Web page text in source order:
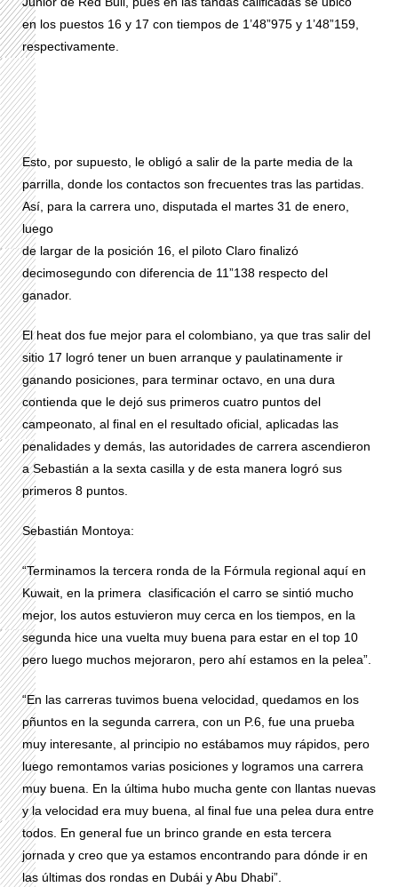
en los puestos 16 y 17 con tiempos de 1’48”975 y 1’48”159,
respectivamente.
Esto, por supuesto, le obligó a salir de la parte media de la
parrilla, donde los contactos son frecuentes tras las partidas.
Así, para la carrera uno, disputada el martes 31 de enero,
luego
de largar de la posición 16, el piloto Claro finalizó
decimosegundo con diferencia de 11”138 respecto del
ganador.
El heat dos fue mejor para el colombiano, ya que tras salir del
sitio 17 logró tener un buen arranque y paulatinamente ir
ganando posiciones, para terminar octavo, en una dura
contienda que le dejó sus primeros cuatro puntos del
campeonato, al final en el resultado oficial, aplicadas las
penalidades y demás, las autoridades de carrera ascendieron
a Sebastián a la sexta casilla y de esta manera logró sus
primeros 8 puntos.
Sebastián Montoya:
“Terminamos la tercera ronda de la Fórmula regional aquí en
Kuwait, en la primera clasificación el carro se sintió mucho
mejor, los autos estuvieron muy cerca en los tiempos, en la
segunda hice una vuelta muy buena para estar en el top 10
pero luego muchos mejoraron, pero ahí estamos en la pelea”.
“En las carreras tuvimos buena velocidad, quedamos en los
pñuntos en la segunda carrera, con un P.6, fue una prueba
muy interesante, al principio no estábamos muy rápidos, pero
luego remontamos varias posiciones y logramos una carrera
muy buena. En la última hubo mucha gente con llantas nuevas
y la velocidad era muy buena, al final fue una pelea dura entre
todos. En general fue un brinco grande en esta tercera
jornada y creo que ya estamos encontrando para dónde ir en
las últimas dos rondas en Dubái y Abu Dhabi”.